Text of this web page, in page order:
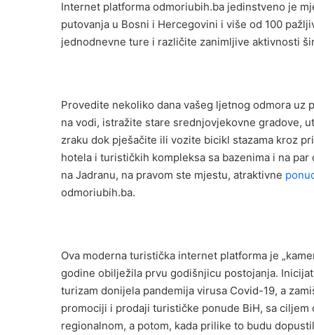
Internet platforma odmoriubih.ba jedinstveno je
putovanja u Bosni i Hercegovini i više od 100
jednodnevne ture i različite zanimljive aktivnosti
Provedite nekoliko dana vašeg ljetnog odmora
na vodi, istražite stare srednjovjekovne gradove,
zraku dok pješačite ili vozite bicikl stazama kroz
hotela i turističkih kompleksa sa bazenima i na
na Jadranu, na pravom ste mjestu, atraktivne
odmoriubih.ba.
Ova moderna turistička internet platforma je
godine obilježila prvu godišnjicu postojanja.
turizam donijela pandemija virusa Covid-19, a
promociji i prodaji turističke ponude BiH, sa
regionalnom, a potom, kada prilike to budu